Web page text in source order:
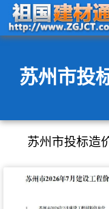
苏州市投
苏州市投标造